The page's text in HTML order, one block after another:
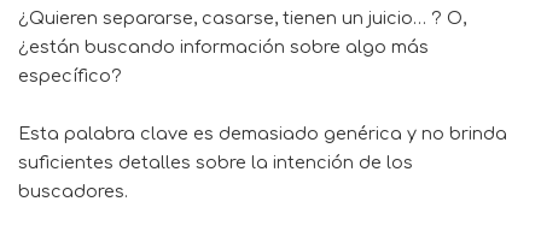
¿Quieren separarse, casarse, tienen un juicio… ? O,
¿están buscando información sobre algo más
específico?
Esta palabra clave es demasiado genérica y no brinda
suficientes detalles sobre la intención de los
buscadores.